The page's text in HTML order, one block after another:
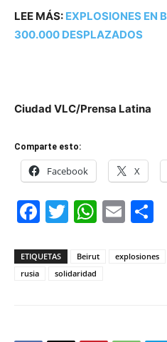
LEE MÁS: EXPLOSIONES EN
300.000 DESPLAZADOS
Ciudad VLC/Prensa Latina
Comparte esto:
Facebook X
Facebook
Twitter
ETIQUETAS Beirut explosiones
rusia
solidaridad